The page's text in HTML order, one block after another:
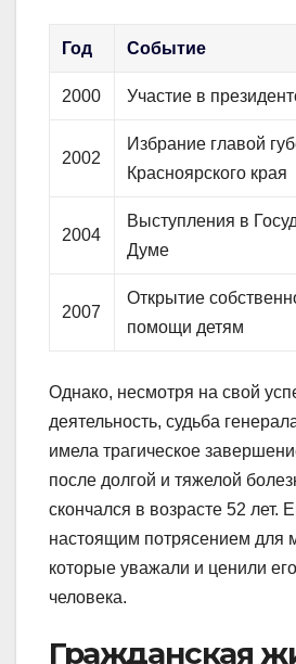
Год Событие
2000 Участие в
2002
Избрание главой
Красноярского края
2004
Выступления в
Думе
2007
Открытие
помощи детям
Однако, несмотря на свой
деятельность, судьба
имела трагическое
после долгой и тяжелой
скончался в возрасте 52 лет.
настоящим потрясением для
которые уважали и ценили
человека.
Гражданская